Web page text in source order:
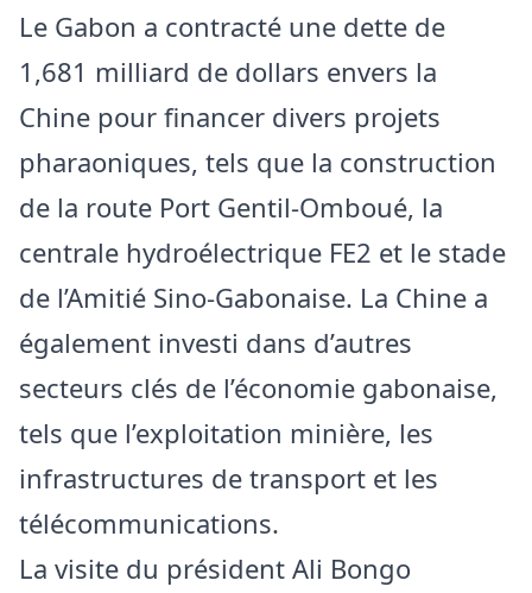
Le Gabon a contracté une dette de
1,681 milliard de dollars envers la
Chine pour financer divers projets
pharaoniques, tels que la construction
de la route Port Gentil-Omboué, la
centrale hydroélectrique FE2 et le stade
de l’Amitié Sino-Gabonaise. La Chine a
également investi dans d’autres
secteurs clés de l’économie gabonaise,
tels que l’exploitation minière, les
infrastructures de transport et les
télécommunications.
La visite du président Ali Bongo